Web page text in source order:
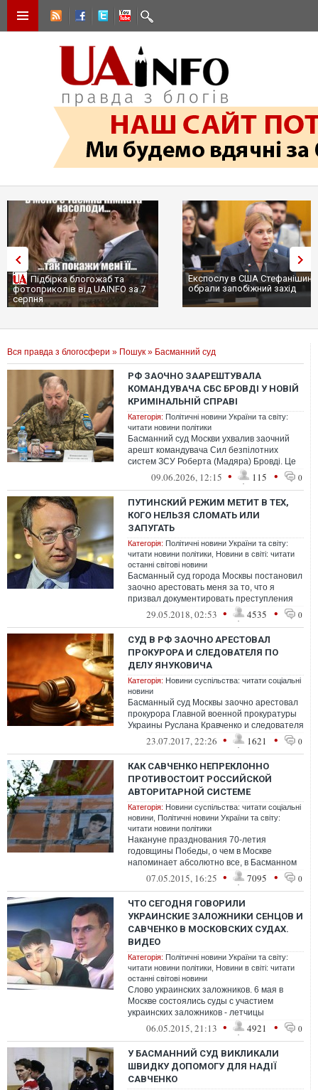
Підбірка блогожаб та
фотоприколів від UAINFO за 7
серпня
Експослу в США
обрали запобіжний захід
Вся правда з блогосфери » Пошук » Басманний суд
РФ ЗАОЧНО ЗААРЕШТУВАЛА
КОМАНДУВАЧА СБС БРОВДІ У НОВІЙ
КРИМІНАЛЬНІЙ СПРАВІ
Категорія: Політичні новини України та світу:
читати новини політики
Басманний суд Москви ухвалив заочний
арешт командувача Сил безпілотних
систем ЗСУ Роберта (Мадяра) Бровді. Це
вже третя справа проти нього у РФ.
09.06.2026, 12:15 • 115 • 0
ПУТИНСКИЙ РЕЖИМ МЕТИТ В ТЕХ,
КОГО НЕЛЬЗЯ СЛОМАТЬ ИЛИ
ЗАПУГАТЬ
Категорія: Політичні новини України та світу:
читати новини політики Новини в світі: читати
останні світові новини
Басманный суд города Москвы постановил
заочно арестовать меня за то, что я
призвал документировать преступления
российских военных против мирного насе...
29.05.2018, 02:53 • 4535 • 0
СУД В РФ ЗАОЧНО АРЕСТОВАЛ
ПРОКУРОРА И СЛЕДОВАТЕЛЯ ПО
ДЕЛУ ЯНУКОВИЧА
Категорія: Новини суспільства: читати соціальні
новини
Басманный суд Москвы заочно арестовал
прокурора Главной военной прокуратуры
Украины Руслана Кравченко и следователя
по особо важным делам ГПУ Вадима П...
23.07.2017, 22:26 • 1621 • 0
КАК САВЧЕНКО НЕПРЕКЛОННО
ПРОТИВОСТОИТ РОССИЙСКОЙ
АВТОРИТАРНОЙ СИСТЕМЕ
Категорія: Новини суспільства: читати соціальні
новини Політичні новини України та світу:
читати новини політики
Накануне празднования 70-летия
годовщины Победы, о чем в Москве
напоминает абсолютно все, в Басманном
суде проходило два судебных заседания
07.05.2015, 16:25 • 7095 • 0
ЧТО СЕГОДНЯ ГОВОРИЛИ
УКРАИНСКИЕ ЗАЛОЖНИКИ СЕНЦОВ И
САВЧЕНКО В МОСКОВСКИХ СУДАХ.
ВИДЕО
Категорія: Політичні новини України та світу:
читати новини політики Новини в світі: читати
останні світові новини
Слово украинских заложников. 6 мая в
Москве состоялись суды с участием
украинских заложников - летчицы
Надежды Савченко и кинорежиссера Олега
06.05.2015, 21:13 • 4921 • 0
У БАСМАННИЙ СУД ВИКЛИКАЛИ
ШВИДКУ ДОПОМОГУ ДЛЯ НАДІЇ
САВЧЕНКО